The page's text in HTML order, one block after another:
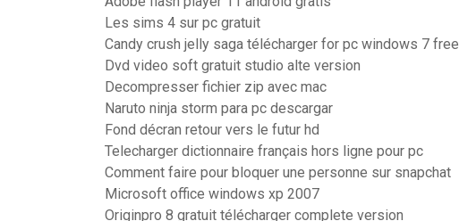
Les sims 4 sur pc gratuit
Candy crush jelly saga télécharger for pc windows 7 free
Dvd video soft gratuit studio alte version
Decompresser fichier zip avec mac
Naruto ninja storm para pc descargar
Fond décran retour vers le futur hd
Telecharger dictionnaire français hors ligne pour pc
Comment faire pour bloquer une personne sur snapchat
Microsoft office windows xp 2007
Originpro 8 gratuit télécharger complete version